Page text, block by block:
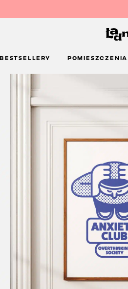
BESTSELLERY POMIESZCZENIA